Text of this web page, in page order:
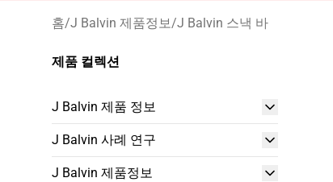
홈/J Balvin 제품정보/J Balvin 스낵 바
제품 컬렉션
J Balvin 제품 정보
J Balvin 사례 연구
J Balvin 제품정보